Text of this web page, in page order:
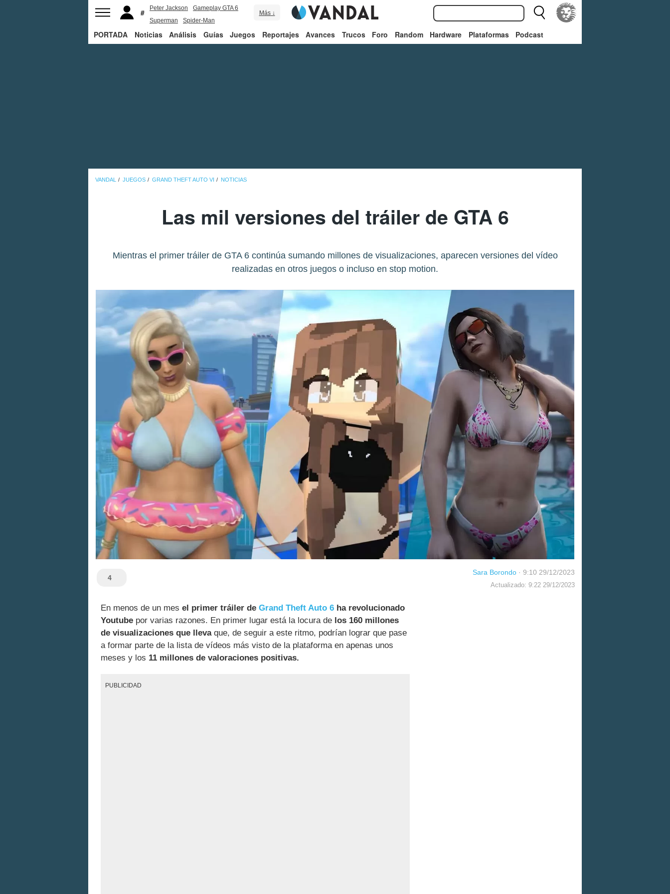
Peter Jackson
Gameplay GTA 6
Superman
Spider-Man
Más ↓
PORTADA Noticias Análisis Guías Juegos Reportajes Avances Trucos Foro Random Hardware Plataformas Podcast
VANDAL JUEGOS GRAND THEFT AUTO VI NOTICIAS
Las mil versiones del tráiler de GTA 6
Mientras el primer tráiler de GTA 6 continúa sumando millones de visualizaciones, aparecen versiones del vídeo
realizadas en otros juegos o incluso en stop motion.
4
Sara Borondo · 9:10 29/12/2023
Actualizado: 9:22 29/12/2023
En menos de un mes el primer tráiler de Grand Theft Auto 6 ha revolucionado
Youtube por varias razones. En primer lugar está la locura de los 160 millones
de visualizaciones que llevaque, de seguir a este ritmo, podrían lograr que pase
a formar parte de la lista de vídeos más visto de la plataforma en apenas unos
meses y los 11 millones de valoraciones positivas.
PUBLICIDAD